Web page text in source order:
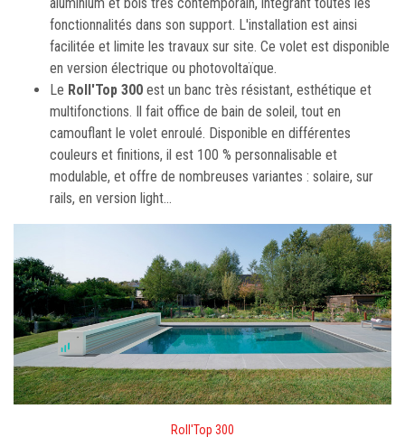
fonctionnalités dans son support. L'installation est ainsi
facilitée et limite les travaux sur site. Ce volet est disponible
en version électrique ou photovoltaïque.
Le Roll'Top 300 est un banc très résistant, esthétique et
multifonctions. Il fait office de bain de soleil, tout en
camouflant le volet enroulé. Disponible en différentes
couleurs et finitions, il est 100 % personnalisable et
modulable, et offre de nombreuses variantes : solaire, sur
rails, en version light...
Roll'Top 300